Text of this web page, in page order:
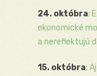
24. októbra:
ekonomické
a nereflektujú
15. októbra: